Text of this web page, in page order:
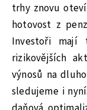
trhy znovu
hotovost z
Investoři mají
rizikovějších
výnosů na
sledujeme i